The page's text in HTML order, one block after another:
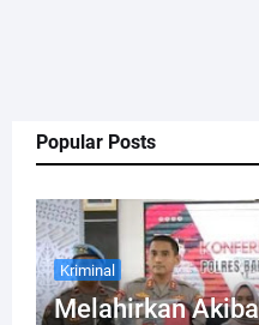
Popular Posts
Kriminal
Melahirkan